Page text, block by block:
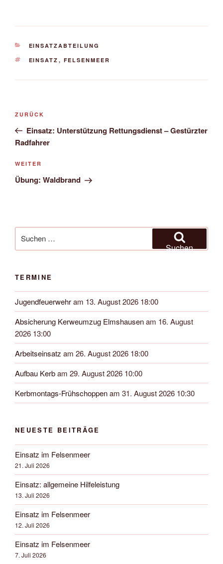
KATEGORIEN
EINSATZABTEILUNG
SCHLAGWÖRTER
EINSATZ , FELSENMEER
Beitragsnavigation
Vorheriger
Beitrag
ZURÜCK
Einsatz: Unterstützung Rettungsdienst – Gestürzter
Radfahrer
Nächster
Beitrag
WEITER
Übung: Waldbrand
nach:
Suchen
TERMINE
Jugendfeuerwehram 13. August 2026 18:00
Absicherung Kerweumzug Elmshausenam 16. August
2026 13:00
Arbeitseinsatz am 26. August 2026 18:00
Aufbau Kerbam 29. August 2026 10:00
Kerbmontags-Frühschoppenam 31. August 2026 10:30
NEUESTE BEITRÄGE
Einsatz im Felsenmeer
21. Juli 2026
Einsatz: allgemeine Hilfeleistung
13. Juli 2026
Einsatz im Felsenmeer
12. Juli 2026
Einsatz im Felsenmeer
7. Juli 2026